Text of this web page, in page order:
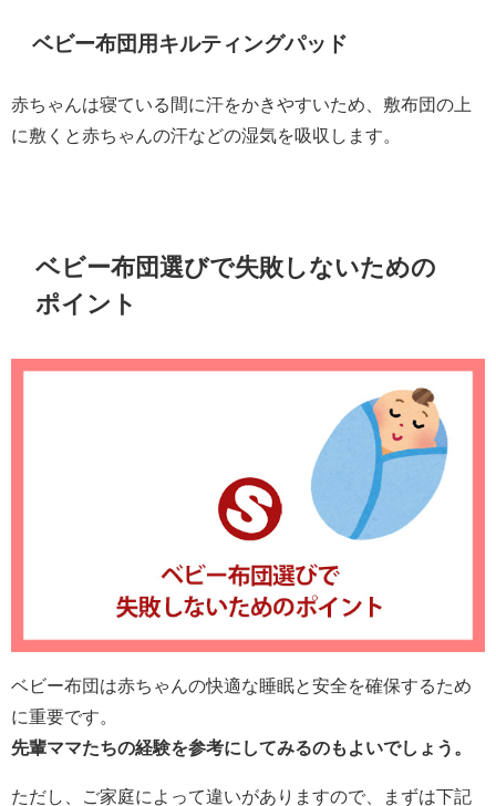
ベビー布団用キルティングパッド
赤ちゃんは寝ている間に汗をかきやすいため、敷布団の上
に敷くと赤ちゃんの汗などの湿気を吸収します。
ベビー布団選びで失敗しないための
ポイント
ベビー布団は赤ちゃんの快適な睡眠と安全を確保するため
に重要です。
先輩ママたちの経験を参考にしてみるのもよいでしょう。
ただし、ご家庭によって違いがありますので、まずは下記